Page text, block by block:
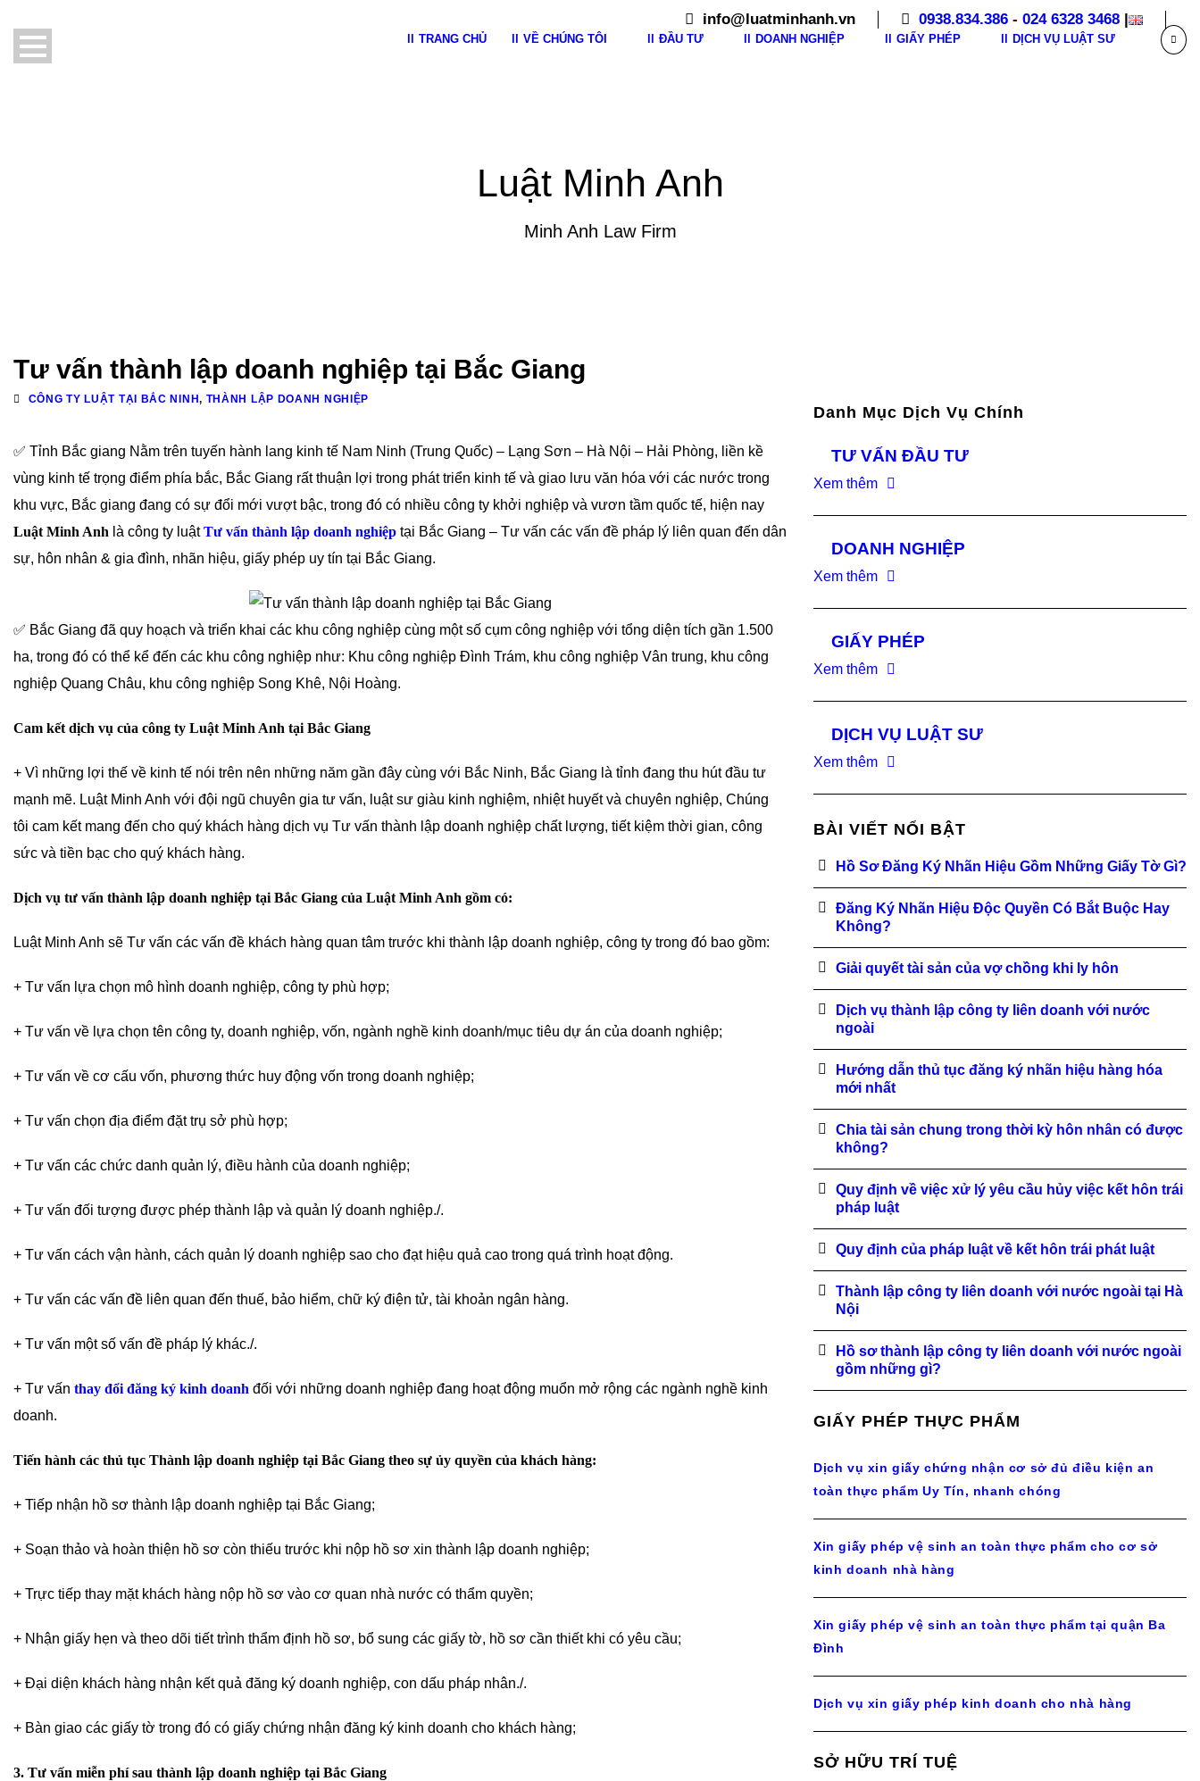
info@luatminhanh.vn 0938.834.386 - 024 6328 3468 |
TRANG CHỦ VỀ CHÚNG TÔI ĐẦU TƯ DOANH NGHIỆP GIẤY PHÉP DỊCH VỤ LUẬT SƯ
Luật Minh Anh
Minh Anh Law Firm
Tư vấn thành lập doanh nghiệp tại Bắc Giang
CÔNG TY LUẬT TẠI BẮC NINH, THÀNH LẬP DOANH NGHIỆP
✅ Tỉnh Bắc giang Nằm trên tuyến hành lang kinh tế Nam Ninh (Trung Quốc) – Lạng Sơn – Hà Nội – Hải Phòng, liền kề
vùng kinh tế trọng điểm phía bắc, Bắc Giang rất thuận lợi trong phát triển kinh tế và giao lưu văn hóa với các nước trong
khu vực, Bắc giang đang có sự đổi mới vượt bậc, trong đó có nhiều công ty khởi nghiệp và vươn tầm quốc tế, hiện nay
Luật Minh Anh là công ty luậtTư vấn thành lập doanh nghiệp tại Bắc Giang – Tư vấn các vấn đề pháp lý liên quan đến dân
sự, hôn nhân & gia đình, nhãn hiệu, giấy phép uy tín tại Bắc Giang.
✅ Bắc Giang đã quy hoạch và triển khai các khu công nghiệp cùng một số cụm công nghiệp với tổng diện tích gần 1.500
ha, trong đó có thể kể đến các khu công nghiệp như: Khu công nghiệp Đình Trám, khu công nghiệp Vân trung, khu công
nghiệp Quang Châu, khu công nghiệp Song Khê, Nội Hoàng.
Cam kết dịch vụ của công ty Luật Minh Anh tại Bắc Giang
+ Vì những lợi thế về kinh tế nói trên nên những năm gần đây cùng với Bắc Ninh, Bắc Giang là tỉnh đang thu hút đầu tư
mạnh mẽ. Luật Minh Anh với đội ngũ chuyên gia tư vấn, luật sư giàu kinh nghiệm, nhiệt huyết và chuyên nghiệp, Chúng
tôi cam kết mang đến cho quý khách hàng dịch vụ Tư vấn thành lập doanh nghiệp chất lượng, tiết kiệm thời gian, công
sức và tiền bạc cho quý khách hàng.
Dịch vụ tư vấn thành lập doanh nghiệp tại Bắc Giang của Luật Minh Anh gồm có:
Luật Minh Anh sẽ Tư vấn các vấn đề khách hàng quan tâm trước khi thành lập doanh nghiệp, công ty trong đó bao gồm:
+ Tư vấn lựa chọn mô hình doanh nghiệp, công ty phù hợp;
+ Tư vấn về lựa chọn tên công ty, doanh nghiệp, vốn, ngành nghề kinh doanh/mục tiêu dự án của doanh nghiệp;
+ Tư vấn về cơ cấu vốn, phương thức huy động vốn trong doanh nghiệp;
+ Tư vấn chọn địa điểm đặt trụ sở phù hợp;
+ Tư vấn các chức danh quản lý, điều hành của doanh nghiệp;
+ Tư vấn đối tượng được phép thành lập và quản lý doanh nghiệp./.
+ Tư vấn cách vận hành, cách quản lý doanh nghiệp sao cho đạt hiệu quả cao trong quá trình hoạt động.
+ Tư vấn các vấn đề liên quan đến thuế, bảo hiểm, chữ ký điện tử, tài khoản ngân hàng.
+ Tư vấn một số vấn đề pháp lý khác./.
+ Tư vấn thay đổi đăng ký kinh doanh đối với những doanh nghiệp đang hoạt động muổn mở rộng các ngành nghề kinh
doanh.
Tiến hành các thủ tục Thành lập doanh nghiệp tại Bắc Giang theo sự ủy quyền của khách hàng:
+ Tiếp nhận hồ sơ thành lập doanh nghiệp tại Bắc Giang;
+ Soạn thảo và hoàn thiện hồ sơ còn thiếu trước khi nộp hồ sơ xin thành lập doanh nghiệp;
+ Trực tiếp thay mặt khách hàng nộp hồ sơ vào cơ quan nhà nước có thẩm quyền;
+ Nhận giấy hẹn và theo dõi tiết trình thẩm định hồ sơ, bổ sung các giấy tờ, hồ sơ cần thiết khi có yêu cầu;
+ Đại diện khách hàng nhận kết quả đăng ký doanh nghiệp, con dấu pháp nhân./.
+ Bàn giao các giấy tờ trong đó có giấy chứng nhận đăng ký kinh doanh cho khách hàng;
3. Tư vấn miễn phí sau thành lập doanh nghiệp tại Bắc Giang
Danh Mục Dịch Vụ Chính
TƯ VẤN ĐẦU TƯ
Xem thêm
DOANH NGHIỆP
Xem thêm
GIẤY PHÉP
Xem thêm
DỊCH VỤ LUẬT SƯ
Xem thêm
BÀI VIẾT NỔI BẬT
Hồ Sơ Đăng Ký Nhãn Hiệu Gồm Những Giấy Tờ Gì?
Đăng Ký Nhãn Hiệu Độc Quyền Có Bắt Buộc Hay
Không?
Giải quyết tài sản của vợ chồng khi ly hôn
Dịch vụ thành lập công ty liên doanh với nước
ngoài
Hướng dẫn thủ tục đăng ký nhãn hiệu hàng hóa
mới nhất
Chia tài sản chung trong thời kỳ hôn nhân có được
không?
Quy định về việc xử lý yêu cầu hủy việc kết hôn trái
pháp luật
Quy định của pháp luật về kết hôn trái phát luật
Thành lập công ty liên doanh với nước ngoài tại Hà
Nội
Hồ sơ thành lập công ty liên doanh với nước ngoài
gồm những gì?
GIẤY PHÉP THỰC PHẨM
Dịch vụ xin giấy chứng nhận cơ sở đủ điều kiện an
toàn thực phẩm Uy Tín, nhanh chóng
Xin giấy phép vệ sinh an toàn thực phẩm cho cơ sở
kinh doanh nhà hàng
Xin giấy phép vệ sinh an toàn thực phẩm tại quận Ba
Đình
Dịch vụ xin giấy phép kinh doanh cho nhà hàng
SỞ HỮU TRÍ TUỆ